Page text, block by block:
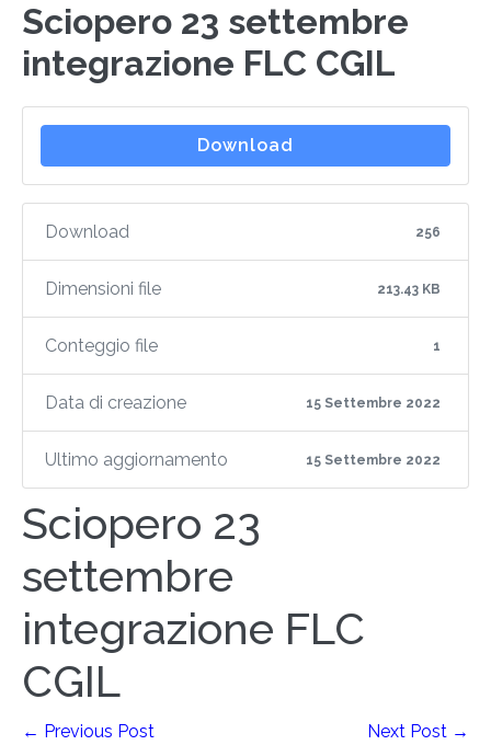
Sciopero 23 settembre
integrazione FLC CGIL
Download
Download 256
Dimensioni file 213.43 KB
Conteggio file 1
Data di creazione 15 Settembre 2022
Ultimo aggiornamento 15 Settembre 2022
Sciopero 23
settembre
integrazione FLC
CGIL
← Previous Post Next Post →